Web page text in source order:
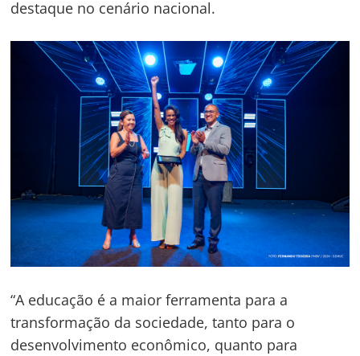
destaque no cenário nacional.
“A educação é a maior ferramenta para a
transformação da sociedade, tanto para o
desenvolvimento econômico, quanto para